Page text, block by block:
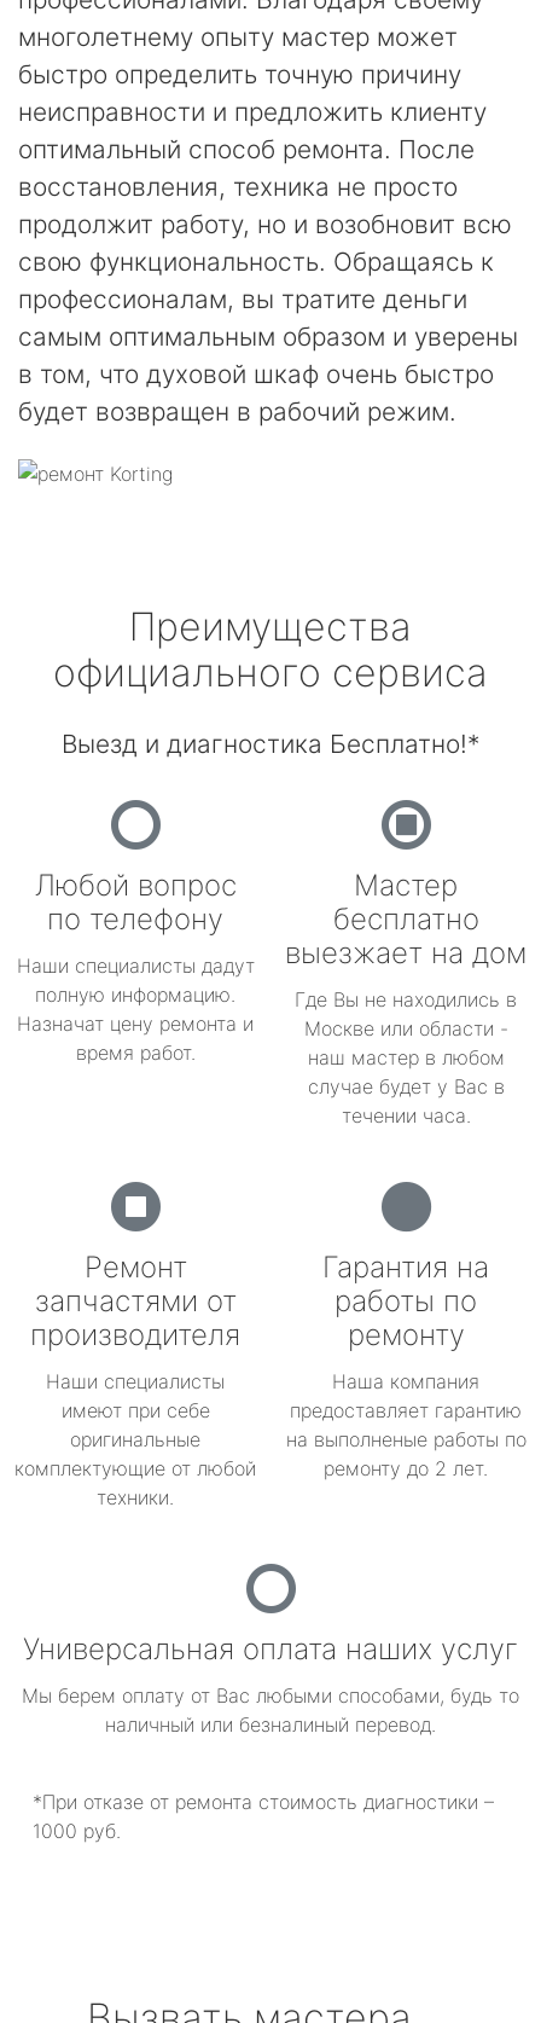
многолетнему опыту мастер может
быстро определить точную причину
неисправности и предложить клиенту
оптимальный способ ремонта. После
восстановления, техника не просто
продолжит работу, но и возобновит всю
свою функциональность. Обращаясь к
профессионалам, вы тратите деньги
самым оптимальным образом и уверены
в том, что духовой шкаф очень быстро
будет возвращен в рабочий режим.
Преимущества
официального сервиса
Выезд и диагностика Бесплатно!*
Любой вопрос
по телефону
Наши специалисты дадут
полную информацию.
Назначат цену ремонта и
время работ.
Мастер
бесплатно
выезжает на дом
Где Вы не находились в
Москве или области -
наш мастер в любом
случае будет у Вас в
течении часа.
Ремонт
запчастями от
производителя
Наши специалисты
имеют при себе
оригинальные
комплектующие от любой
техники.
Гарантия на
работы по
ремонту
Наша компания
предоставляет гарантию
на выполненые работы по
ремонту до 2 лет.
Универсальная оплата наших услуг
Мы берем оплату от Вас любыми способами, будь то
наличный или безналиный перевод.
*При отказе от ремонта стоимость диагностики –
1000 руб.